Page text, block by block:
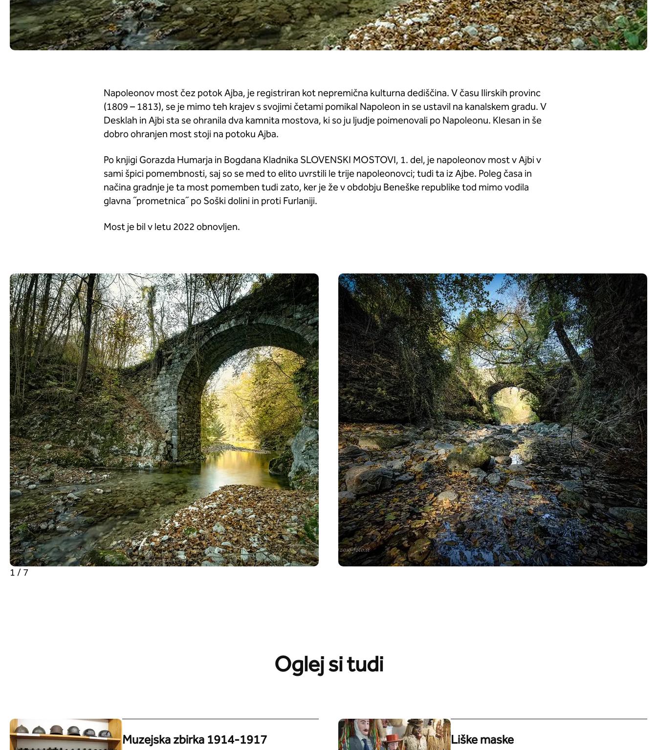
Napoleonov most čez potok Ajba, je registriran kot nepremična kulturna dediščina. V času Ilirskih provinc
(1809 – 1813), se je mimo teh krajev s svojimi četami pomikal Napoleon in se ustavil na kanalskem gradu. V
Desklah in Ajbi sta se ohranila dva kamnita mostova, ki so ju ljudje poimenovali po Napoleonu. Klesan in še
dobro ohranjen most stoji na potoku Ajba.
Po knjigi Gorazda Humarja in Bogdana Kladnika SLOVENSKI MOSTOVI, 1. del, je napoleonov most v Ajbi v
sami špici pomembnosti, saj so se med to elito uvrstili le trije napoleonovci; tudi ta iz Ajbe. Poleg časa in
načina gradnje je ta most pomemben tudi zato, ker je že v obdobju Beneške republike tod mimo vodila
glavna ˝prometnica˝ po Soški dolini in proti Furlaniji.
Most je bil v letu 2022 obnovljen.
1 / 7
Oglej si tudi
Muzejska zbirka 1914-1917 Liške maske